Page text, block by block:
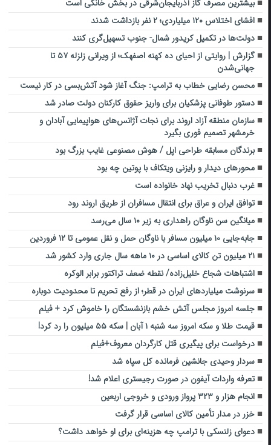
بیشترین مصرف گاز آذربایجان‌شرقی در بخش خانگی است
افشای اختلاس ۱۲۰ میلیاردی؛‌ ۲ نفر بازداشت شدند
دولت‌ها در تکمیل کریدور شمال- جنوب تسهیل‌گری کنند
گزارش | روایتی از احیای ده‌ کهنه اصفهک؛ از ویرانی زلزله ۵۷ تا
جهانی‌شدن
محسن رضایی خطاب به ترامپ: جنگ آغاز شود آتش‌بسی در کار نیست
دستور طوفانی پزشکیان برای واریز حقوق کارکنان دولت صادر شد
سازمان منطقه آزاد اروند برای نجات آژانس‌های هواپیمایی آبادان و
خرمشهر تصمیم فوری بگیرد
برندگان مسابقه طراحی اپل / هوش مصنوعی غایب بزرگ بود
محورهای دیدار و رایزنی ویتکاف با پوتین چه بود
غرب دنبال تخریب نهاد خانواده است
توافق ایران و عراق برای انتقال مسافران از طریق اروند رود
میانگین سن ناوگان راهداری به زیر ۱۰ سال می‌رسد
جابه‌جایی ۱۰ میلیون مسافر با ناوگان حمل و نقل عمومی تا ۱۲ فروردین
۲۱ میلیون تن کالای اساسی در ۱۰ ماهه سال جاری وارد کشور شد
اشتباهات شجاع خلیل‌زاده/ نقطه ضعف تراکتور برابر الوکره
سرنوشت میلیاردهای ایران در قطر؛ از رفع تحریم تا محدودیت دوباره
جلسه امروز مجلس آتش خشم بازنشستگان را خاموش کرد + فیلم
قیمت طلا و سکه امروز سه شنبه ۱ آبان | سکه ۵۵ میلیون را رد کرد!
درخواست برای پیگیری قتل کارگردان معروف+فیلم
سردار وحیدی جانشین فرمانده کل سپاه شد
تعرفه واردات آیفون در صورت رجیستری اعلام شد!
انجام هزار و ۳۲۳ پرواز ورودی و خروجی اربعین
خزر در مدار تأمین کالای اساسی قرار گرفت
دعوای زلنسکی با ترامپ چه هزینه‌ای برای او خواهد داشت؟